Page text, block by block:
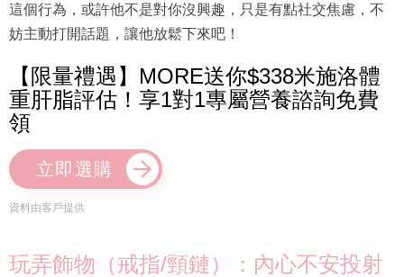
這個行為，或許他不是對你沒興趣，只是有點社交焦慮，不
妨主動打開話題，讓他放鬆下來吧！
【限量禮遇】MORE送你$338米施洛體
重肝脂評估！享1對1專屬營養諮詢免費
領
立即選購
資料由客戶提供
玩弄飾物（戒指/頸鏈）：內心不安投射